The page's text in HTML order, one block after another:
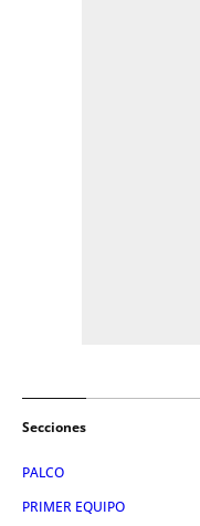
Secciones
PALCO
PRIMER EQUIPO